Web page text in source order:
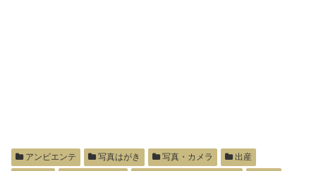
アンビエンテ 写真はがき 写真・カメラ 出産